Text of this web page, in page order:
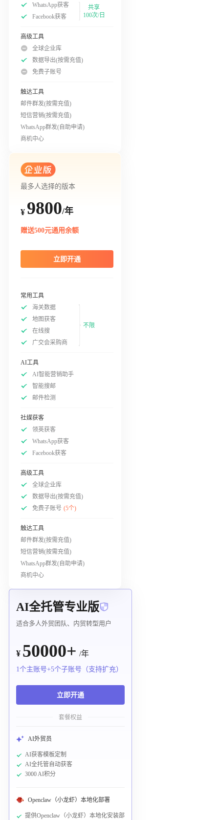
WhatsApp获客
Facebook获客
共享
100次/日
高级工具
全球企业库
数据导出(按需充值)
免费子账号
触达工具
邮件群发(按需充值)
短信营销(按需充值)
WhatsApp群发(自助申请)
商机中心
最多人选择的版本
¥ 9800/年
赠送500元通用余额
立即开通
常用工具
海关数据
地图获客
在线搜
广交会采购商
不限
AI工具
AI智能营销助手
智能搜邮
邮件检测
社媒获客
领英获客
WhatsApp获客
Facebook获客
高级工具
全球企业库
数据导出(按需充值)
免费子账号 (5个)
触达工具
邮件群发(按需充值)
短信营销(按需充值)
WhatsApp群发(自助申请)
商机中心
AI全托管专业版
适合多人外贸团队、内贸转型用户
¥ 50000+ /年
1个主账号+5个子账号（支持扩充）
立即开通
套餐权益
AI外贸员
AI获客模板定制
AI全托管自动获客
3000 AI积分
Openclaw（小龙虾）本地化部署
提供Openclaw（小龙虾）本地化安装部